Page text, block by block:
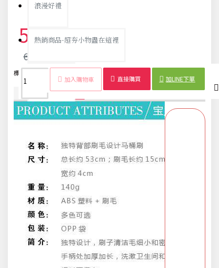
浪漫好禮
熱銷商品-超夯小物盡在這裡
父親節專頁
畢業狂歡季
開學季用品
防疫旅遊
電腦手機周邊
防颱備品安心準備
58元
61元
加入購物車 直接購買 加LINE下單
標籤：
商品詳情 配送時間